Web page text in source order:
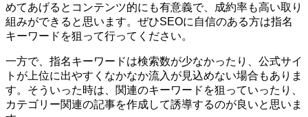
めてあげるとコンテンツ的にも有意義で、成約率も高い取り
組みができると思います。ぜひSEOに自信のある方は指名
キーワードを狙って行ってください。
一方で、指名キーワードは検索数が少なかったり、公式サイ
トが上位に出やすくなかなか流入が見込めない場合もありま
す。そういった時は、関連のキーワードを狙っていったり、
カテゴリー関連の記事を作成して誘導するのが良いと思いま